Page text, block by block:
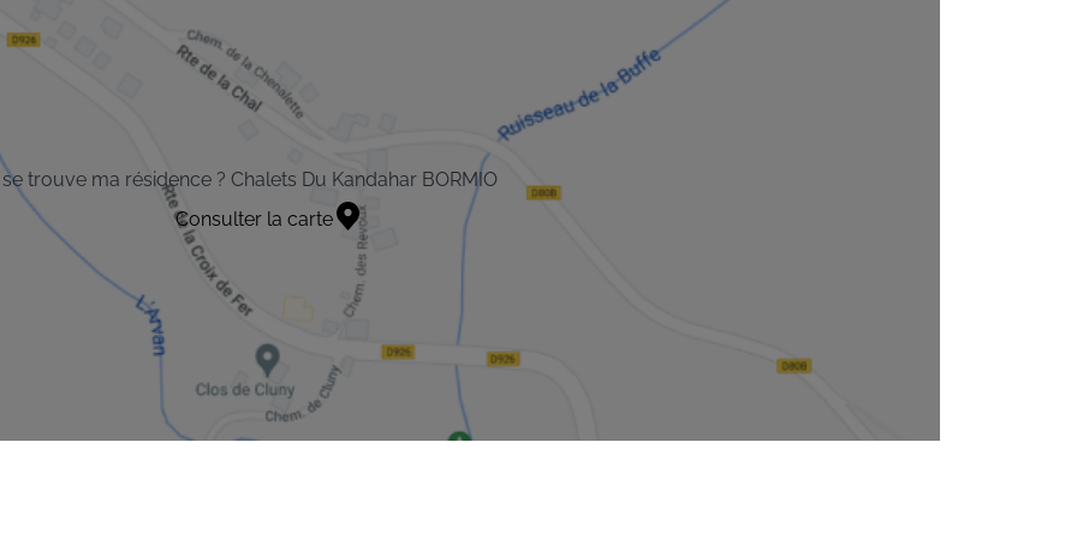
trouve ma résidence ? Chalets Du Kandahar BORMIO
Consulter la carte